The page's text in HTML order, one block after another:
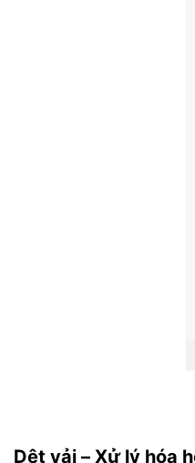
Dệt vải – Xử lý hóa